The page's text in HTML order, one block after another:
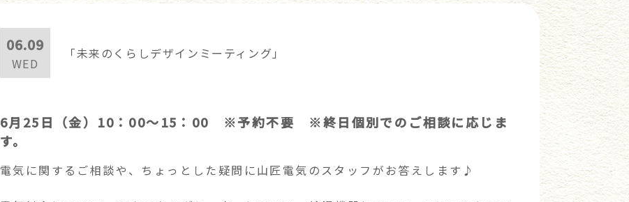
06.09
WED
「未来のくらしデザインミーティング」
6月25日（金）10：00～15：00 ※予約不要 ※終日個別でのご相談に応じま
す。
電気に関するご相談や、ちょっとした疑問に山匠電気のスタッフがお答えします♪